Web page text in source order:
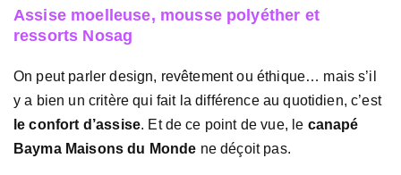
Assise moelleuse, mousse polyéther et
ressorts Nosag
On peut parler design, revêtement ou éthique… mais s’il
y a bien un critère qui fait la différence au quotidien, c’est
le confort d’assise. Et de ce point de vue, le canapé
Bayma Maisons du Monde ne déçoit pas.